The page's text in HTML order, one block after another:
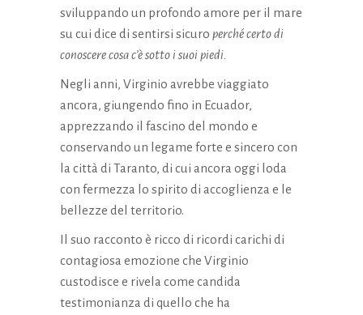
sviluppando un profondo amore per il mare
su cui dice di sentirsi sicuro perché certo di
conoscere cosa c’è sotto i suoi piedi.
Negli anni, Virginio avrebbe viaggiato
ancora, giungendo fino in Ecuador,
apprezzando il fascino del mondo e
conservando un legame forte e sincero con
la città di Taranto, di cui ancora oggi loda
con fermezza lo spirito di accoglienza e le
bellezze del territorio.
Il suo racconto è ricco di ricordi carichi di
contagiosa emozione che Virginio
custodisce e rivela come candida
testimonianza di quello che ha